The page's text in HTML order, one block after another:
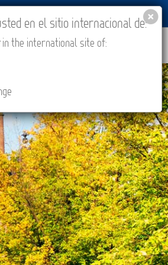
MÁS
en el sitio internacional de:
in the international site of: